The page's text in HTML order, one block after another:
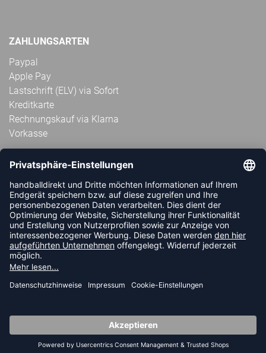
ZAHLUNGSARTEN
Paypal
Apple Pay
Lastschrift (ELV) via Sofort
Kreditkarte
Rechnungskauf via Klarna
Vorkasse
ABONNIERE JETZT DEN KOSTENLOSEN
HANDBALLDIREKT-NEWSLETTER UND VERPASSE KEINE
NEUIGKEIT ODER AKTION MEHR.
JETZT ANMELDEN